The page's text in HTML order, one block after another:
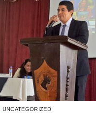
UNCATEGORIZED